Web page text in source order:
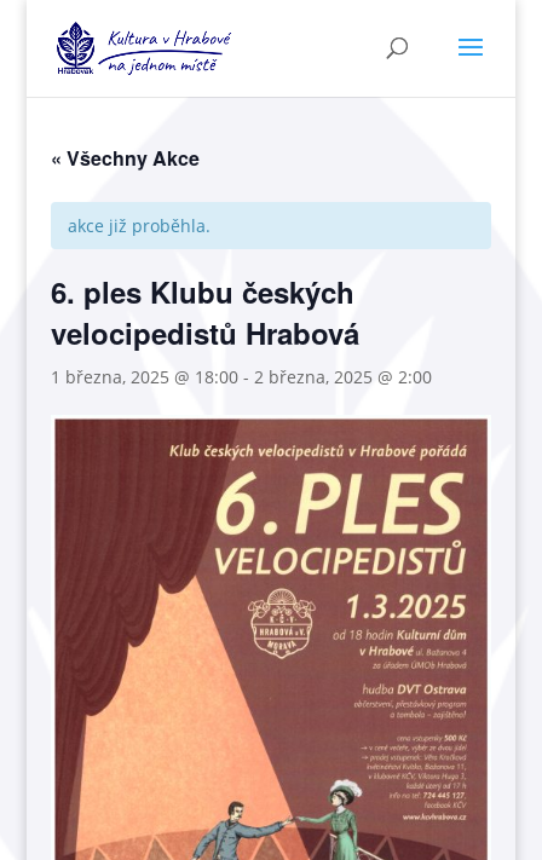
« Všechny Akce
akce již proběhla.
6. ples Klubu českých
velocipedistů Hrabová
1 března, 2025 @ 18:00 -2 března, 2025 @ 2:00